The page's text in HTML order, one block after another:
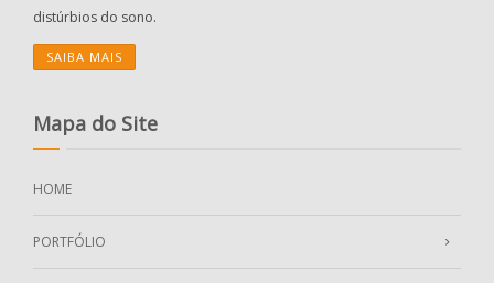
distúrbios do sono.
SAIBA MAIS
Mapa do Site
HOME
PORTFÓLIO